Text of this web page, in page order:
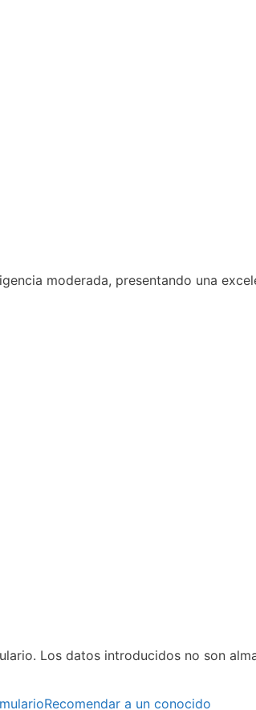
moderada, presentando una
Los datos introducidos no son
Recomendar a un conocido